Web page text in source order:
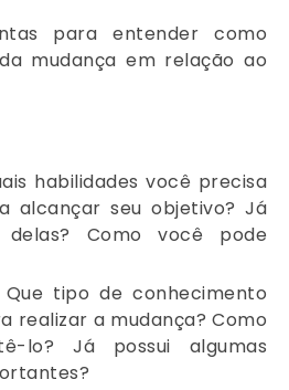
para entender como
mudança em relação ao
habilidades você precisa
alcançar seu objetivo? Já
delas? Como você pode
Que tipo de conhecimento
realizar a mudança? Como
lo? Já possui algumas